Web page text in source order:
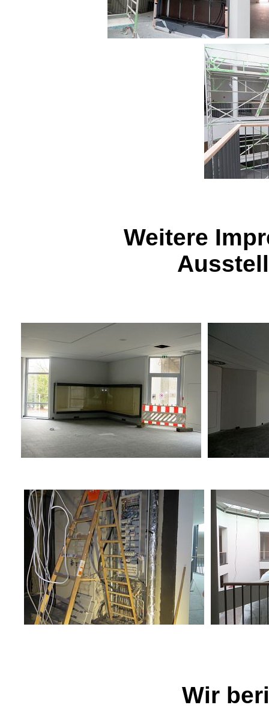
Weitere
Wir